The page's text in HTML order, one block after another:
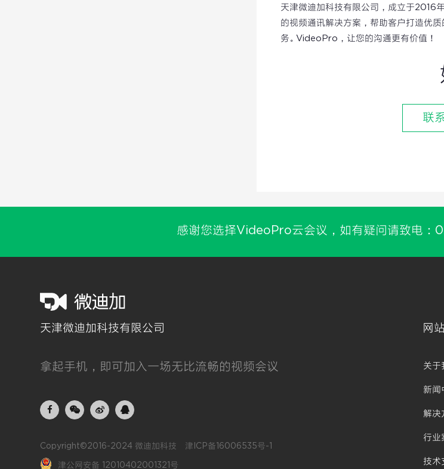
天津微迪加科技有限公司，成立于2016
的视频通讯解决方案，帮助客户打造优
务。VideoPro，让您的沟通更有价值！
联
感谢您选择VideoPro云会议，如有疑问请致电
天津微迪加科技有限公司
拿起手机，即可加入一场无比流畅的视频会议
Copyright©2016-2024 微迪加科技 津ICP备16006535号-1
津公网安备 12010402001321号
网
关于
新闻
解决
行业
技术